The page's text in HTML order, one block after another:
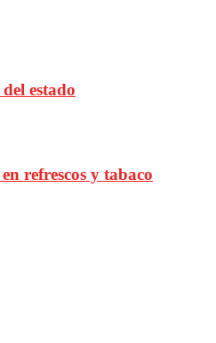
estado
refrescos y tabaco